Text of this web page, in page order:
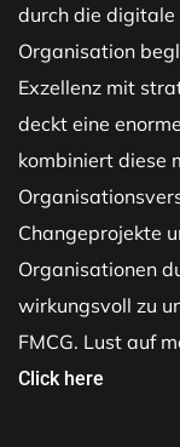
durch die
Organisation
Exzellenz mit
deckt eine
kombiniert diese
Changeprojekte
Organisationen
wirkungsvoll zu
FMCG. Lust auf
Click here